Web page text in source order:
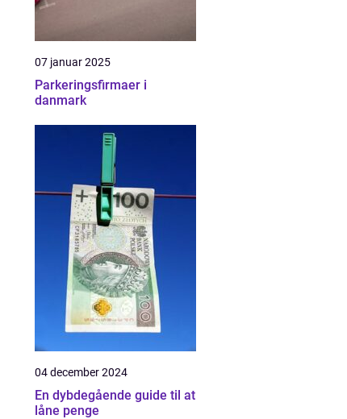
07 januar 2025
Parkeringsfirmaer i
danmark
04 december 2024
En dybdegående guide til at
låne penge